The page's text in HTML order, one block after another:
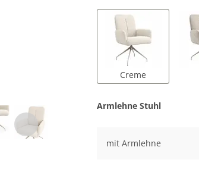
Creme
Armlehne Stuhl
mit Armlehne